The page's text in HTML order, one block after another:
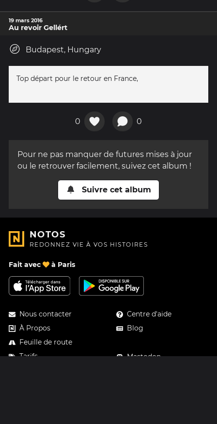
19 mars 2016
Au revoir Gellért
Budapest, Hungary
Top départ pour le retour en France,
0 0
Pour ne pas manquer de futures mises à jour
ou le retrouver facilement, suivez cet album !
Suivre cet album
NOTOS
REDONNEZ VIE À VOS HISTOIRES
Fait avec à Paris
Nous contacter
À Propos
Feuille de route
Tarifs
Centre d'aide
Blog
Mastodon